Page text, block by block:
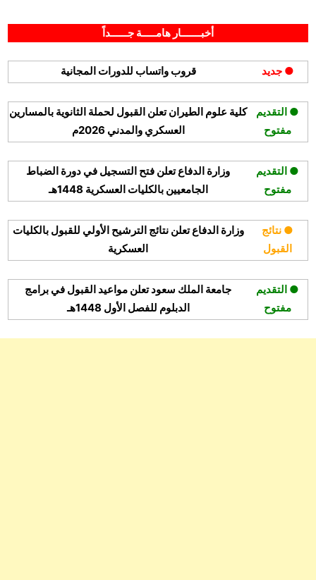
وزارة
التعليم
تعلن
على
برنامج
الوظائف
التعليمية
1447هـ
أخبـــــــار هامـــــة جــــــداً
● جديد قروب واتساب للدورات المجانية
● التقديم
مفتوح
كلية علوم الطيران تعلن القبول لحملة الثانوية بالمسارين
العسكري والمدني 2026م
● التقديم
مفتوح
وزارة الدفاع تعلن فتح التسجيل في دورة الضباط
الجامعيين بالكليات العسكرية 1448هـ
● نتائج
القبول
وزارة الدفاع تعلن نتائج الترشيح الأولي للقبول بالكليات
العسكرية
● التقديم
مفتوح
جامعة الملك سعود تعلن مواعيد القبول في برامج
الدبلوم للفصل الأول 1448هـ